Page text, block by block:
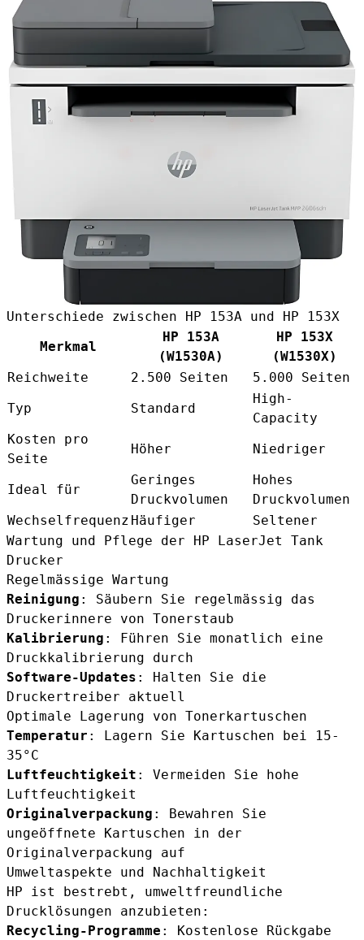
Unterschiede zwischen HP 153A und HP 153X
Merkmal
HP 153A
(W1530A)
HP 153X
(W1530X)
Reichweite
2.500 Seiten
5.000 Seiten
Typ
Standard
High-
Capacity
Kosten pro
Seite
Höher Niedriger
Ideal für
Geringes
Druckvolumen
Hohes
Druckvolumen
Wechselfrequenz Häufiger
Seltener
Wartung und Pflege der HP LaserJet Tank
Drucker
Regelmässige Wartung
Reinigung : Säubern Sie regelmässig das
Druckerinnere von Tonerstaub
Kalibrierung : Führen Sie monatlich eine
Druckkalibrierung durch
Software-Updates : Halten Sie die
Druckertreiber aktuell
Optimale Lagerung von Tonerkartuschen
Temperatur : Lagern Sie Kartuschen bei 15-
35°C
Luftfeuchtigkeit : Vermeiden Sie hohe
Luftfeuchtigkeit
Originalverpackung : Bewahren Sie
ungeöffnete Kartuschen in der
Originalverpackung auf
Umweltaspekte und Nachhaltigkeit
HP ist bestrebt, umweltfreundliche
Drucklösungen anzubieten:
Recycling-Programme : Kostenlose Rückgabe